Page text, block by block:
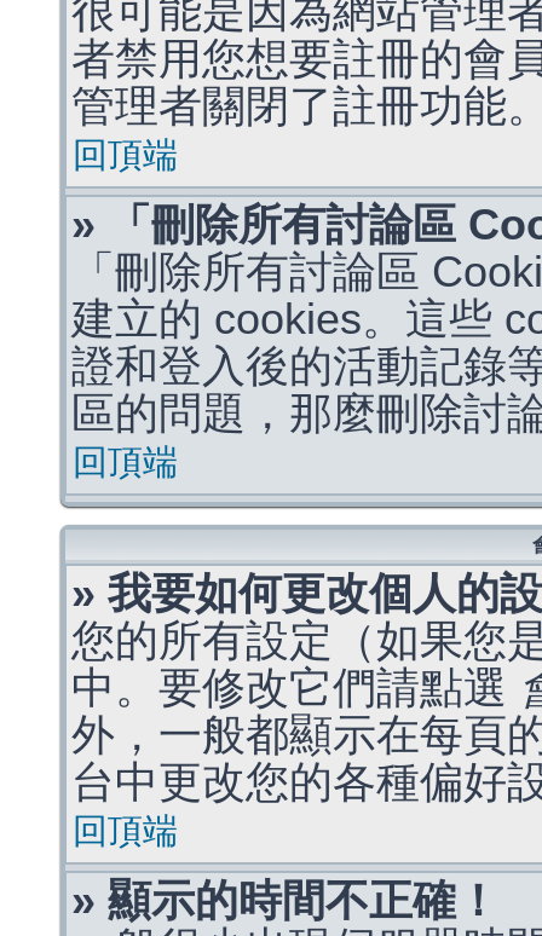
很可能是因為網站管理
者禁用您想要註冊的會
管理者關閉了註冊功能
回頂端
» 「刪除所有討論區
「刪除所有討論區
建立的 cookies。這些
證和登入後的活動記錄
區的問題，那麼刪除討
回頂端
» 我要如何更改個人的
您的所有設定（如果您
中。要修改它們請點選
外，一般都顯示在每頁
台中更改您的各種偏好
回頂端
» 顯示的時間不正確！